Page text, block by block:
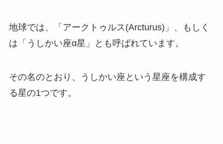
地球では、「アークトゥルス(Arcturus)」、もしく
は「うしかい座α星」とも呼ばれています。
その名のとおり、うしかい座という星座を構成す
る星の1つです。